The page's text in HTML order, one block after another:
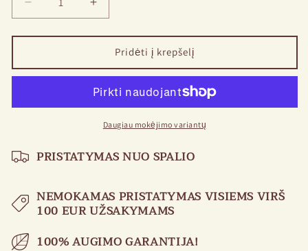
Sumažinkite
kiekį
Bijonas
Padidinkite
kiekį
Bijonas
Amabilis
Pridėti į krepšelį
Daugiau mokėjimo variantų
PRISTATYMAS NUO SPALIO
NEMOKAMAS PRISTATYMAS VISIEMS VIRŠ
100 EUR UŽSAKYMAMS
100% AUGIMO GARANTIJA!